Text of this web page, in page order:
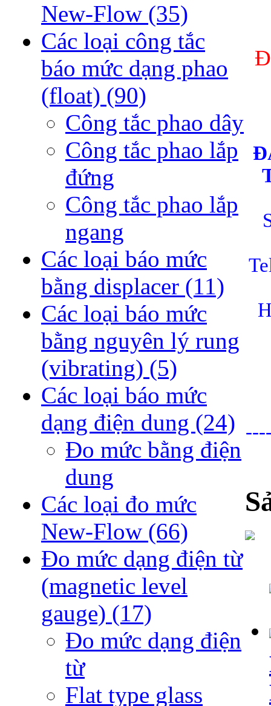
New-Flow (35)
Các loại công tắc
báo mức dạng phao
(float) (90)
Công tắc phao dây
Công tắc phao lắp
đứng
Công tắc phao lắp
ngang
Các loại báo mức
bằng displacer (11)
Các loại báo mức
bằng nguyên lý rung
(vibrating) (5)
Các loại báo mức
dạng điện dung (24)
Đo mức bằng điện
dung
Các loại đo mức
New-Flow (66)
Đo mức dạng điện từ
(magnetic level
gauge) (17)
Đo mức dạng điện
từ
Flat type glass